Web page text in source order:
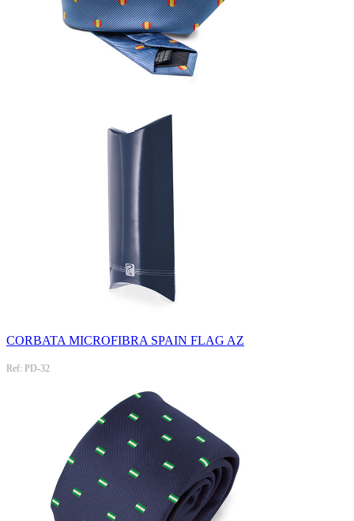
CORBATA MICROFIBRA SPAIN FLAG AZ
Ref: PD-32